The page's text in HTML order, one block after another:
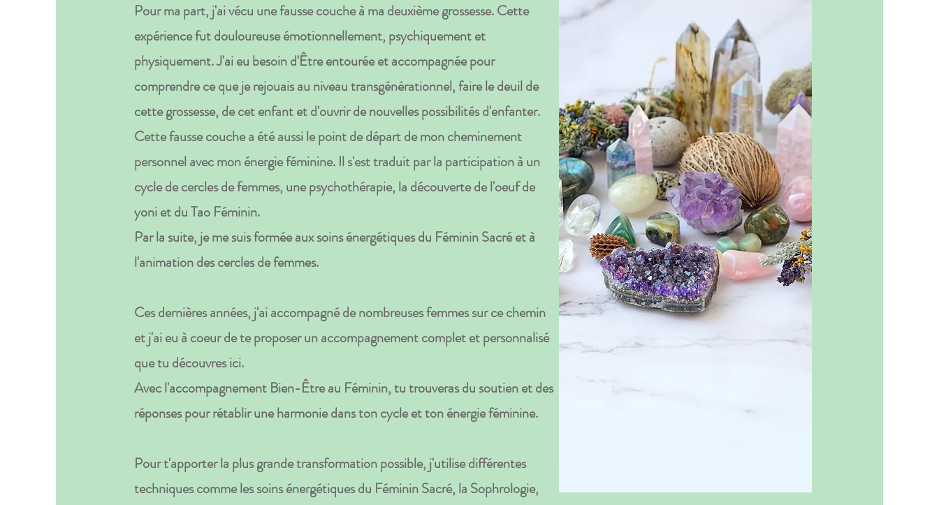
Pour ma part, j'ai vécu une fausse couche à ma deuxième grossesse. Cette
expérience fut douloureuse émotionnellement, psychiquement et
physiquement. J'ai eu besoin d'Être entourée et accompagnée pour
comprendre ce que je rejouais au niveau transgénérationnel, faire le deuil de
cette grossesse, de cet enfant et d'ouvrir de nouvelles possibilités d'enfanter.
Cette fausse couche a été aussi le point de départ de mon cheminement
personnel avec mon énergie féminine. Il s'est traduit par la participation à un
cycle de cercles de femmes, une psychothérapie, la découverte de l'oeuf de
yoni et du Tao Féminin.
Par la suite, je me suis formée aux soins énergétiques du Féminin Sacré et à
l'animation des cercles de femmes.
Ces dernières années, j'ai accompagné de nombreuses femmes sur ce chemin
et j'ai eu à coeur de te proposer un accompagnement complet et personnalisé
que tu découvres ici.
Avec l'accompagnement Bien-Être au Féminin, tu trouveras du soutien et des
réponses pour rétablir une harmonie dans ton cycle et ton énergie féminine.
Pour t'apporter la plus grande transformation possible, j'utilise différentes
techniques comme les soins énergétiques du Féminin Sacré, la Sophrologie,